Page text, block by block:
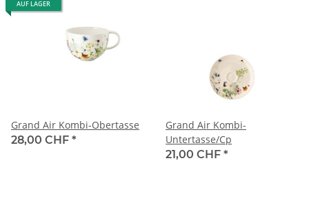
AUF LAGER
Grand Air Kombi-Obertasse
28,00 CHF *
Grand Air Kombi-
Untertasse/Cp
21,00 CHF *